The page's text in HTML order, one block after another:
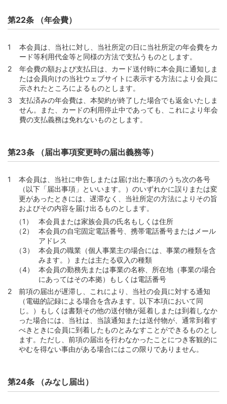
第22条 （年会費）
本会員は、当社に対し、当社所定の日に当社所定の年会費をカ
ード等利用代金等と同様の方法で支払うものとします。
年会費の額および支払日は、カード送付時に本会員に通知しま
たは会員向けの当社ウェブサイトに表示する方法により会員に
示されたところによるものとします。
支払済みの年会費は、本契約が終了した場合でも返金いたしま
せん。また、カードの利用停止中であっても、これにより年会
費の支払義務は免れないものとします。
第23条 （届出事項変更時の届出義務等）
本会員は、当社に申告しまたは届け出た事項のうち次の各号
（以下「届出事項」といいます。）のいずれかに誤りまたは変
更があったときには、遅滞なく、当社所定の方法によりその旨
およびその内容を届け出るものとします。
本会員または家族会員の氏名もしくは住所
本会員の自宅固定電話番号、携帯電話番号またはメール
アドレス
本会員の職業（個人事業主の場合には、事業の種類を含
みます。）または主たる収入の種類
本会員の勤務先または事業の名称、所在地（事業の場合
にあってはその本拠）もしくは電話番号
前項の届出が遅滞し、これにより、当社の会員に対する通知
（電磁的記録による場合を含みます。以下本項において同
じ。）もしくは書類その他の送付物が延着しまたは到着しなか
った場合には、当社は、当該通知または送付物が、通常到着す
べきときに会員に到着したものとみなすことができるものとし
ます。ただし、前項の届出を行わなかったことにつき客観的に
やむを得ない事由がある場合にはこの限りでありません。
第24条 （みなし届出）